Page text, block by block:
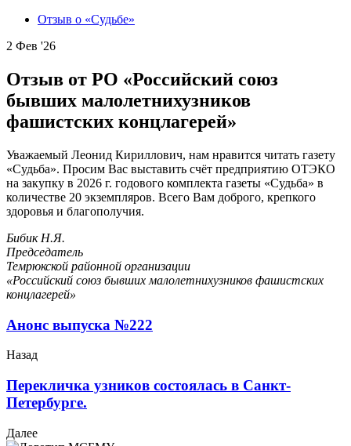
Отзыв о «Судьбе»
2 Фев '26
Отзыв от РО «Российский союз
бывших малолетнихузников
фашистских концлагерей»
Уважаемый Леонид Кириллович, нам нравится читать газету
«Судьба». Просим Вас выставить счёт предприятию ОТЭКО
на закупку в 2026 г. годового комплекта газеты «Судьба» в
количестве 20 экземпляров. Всего Вам доброго, крепкого
здоровья и благополучия.
Бибик Н.Я.
Председатель
Темрюкской районной организации
«Российский союз бывших малолетнихузников фашистских
концлагерей»
Анонс выпуска №222
Назад
Перекличка узников состоялась в Санкт-
Петербурге.
Далее